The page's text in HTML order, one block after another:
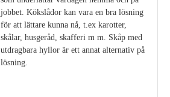
jobbet. Kökslådor kan vara en bra lösning
för att lättare kunna nå, t.ex karotter,
skålar, husgeråd, skafferi m m. Skåp med
utdragbara hyllor är ett annat alternativ på
lösning.